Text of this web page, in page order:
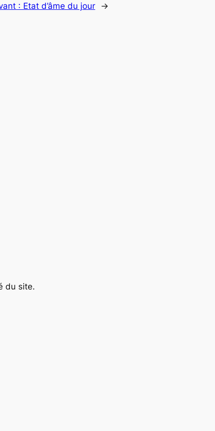
: Etat d’âme du jour →
du site.